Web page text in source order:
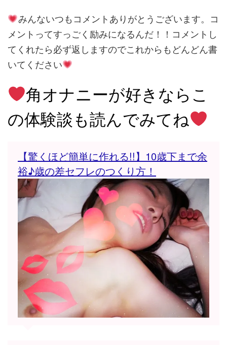
みんないつもコメントありがとうございます。コ
メントってすっごく励みになるんだ！！コメントし
てくれたら必ず返しますのでこれからもどんどん書
いてください
角オナニーが好きならこ
の体験談も読んでみてね
【驚くほど簡単に作れる!!】10歳下まで余
裕♪歳の差セフレのつくり方！